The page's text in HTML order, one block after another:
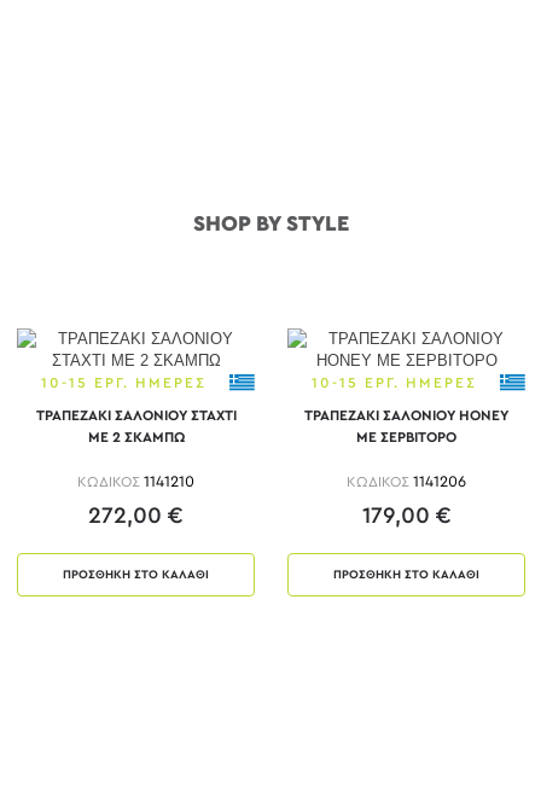
SHOP BY STYLE
10-15 ΕΡΓ. ΗΜΕΡΕΣ
ΤΡΑΠΕΖΑΚΙ ΣΑΛΟΝΙΟΥ ΣΤΑΧΤΙ
ΜΕ 2 ΣΚΑΜΠΩ
ΚΩΔΙΚΟΣ 1141210
272,00 €
ΠΡΟΣΘΗΚΗ ΣΤΟ ΚΑΛΑΘΙ
10-15 ΕΡΓ. ΗΜΕΡΕΣ
ΤΡΑΠΕΖΑΚΙ ΣΑΛΟΝΙΟΥ HONEY
ΜΕ ΣΕΡΒΙΤΟΡΟ
ΚΩΔΙΚΟΣ 1141206
179,00 €
ΠΡΟΣΘΗΚΗ ΣΤΟ ΚΑΛΑΘΙ